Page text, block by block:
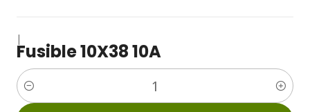
|
Fusible 10X38 10A
Cantidad